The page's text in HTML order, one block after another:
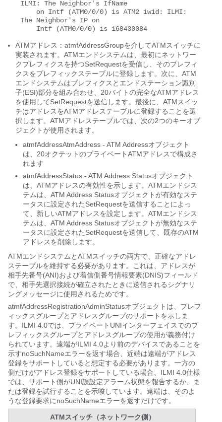
ILMI: The Neighbor's IfName
on Intf (ATM0/0/0) is ATM2 1w1d: ILMI:
The Neighbor's IP on
Intf (ATM0/0/0) is 168430084
ATMアドレス：atmfAddressGroupを介してATMスイッチに
実装されます。ATMエンドシステムは、最初にネットワー
クプレフィクスを持つSetRequestを受信し、そのプレフィ
クスをプレフィックステーブルに登録します。次に、ATM
エンドシステムはプレフィクスとエンドステーション識別
子(ESI)部分を組み合わせ、20バイトの完全なATMアドレス
を使用してSetRequestを送信します。最後に、ATMスイッ
チはアドレスをATMアドレステーブルに登録することを選
択します。ATMアドレステーブルでは、次の2つのキーオブ
ジェクトが使用されます。
atmfAddressAtmAddress - ATM Addressオブジェクト
は、20オクテットのプライベートATMアドレスで構成さ
れます
atmfAddressStatus - ATM Address Statusオブジェクト
は、ATMアドレスの有効性を示します。ATMエンドシス
テムは、ATM Address Statusオブジェクトが有効なステ
ータスに設定されたSetRequestを送信することによっ
て、新しいATMアドレスを設定します。ATMエンドシス
テムは、ATM Address Statusオブジェクトが無効なステ
ータスに設定されたSetRequestを送信して、既存のATM
アドレスを削除します。
ATMエンドシステムとATMスイッチの両方で、正確なアドレ
ステーブルを維持する必要があります。これは、アドレスが
相手先番号(ANI)および着信側番号情報要素(DNIS)フィールド
で、相手先選択接続が確立されたときに送信されるシグナリ
ングメッセージに使用されるためです。
atmfAddressRegistrationAdminStatusオブジェクトは、プレフ
ィックスグループとアドレスグループのサポートを示しま
す。ILMI 4.0では、プライベートUNIインターフェイスでのプ
レフィックスグループとアドレスグループの使用が義務付け
られています。遠端がILMI 4.0より前のデバイスであることを
示すnoSuchNameエラーを返す場合、近端は遠端がアドレス
登録をサポートしていると想定する必要があります。一方の
側だけがアドレス登録をサポートしている場合、ILMI 4.0仕様
では、サポート側がUNI誤設定アラーム状態を報告するか、ま
たは登録を試行することを示唆しています。遠端は、そのよ
うな登録要求にnoSuchNameエラーを返すだけです。
ATMスイッチ（ネットワーク側）